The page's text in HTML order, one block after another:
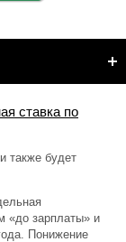
ставка по
также будет
«до зарплаты» и
Понижение